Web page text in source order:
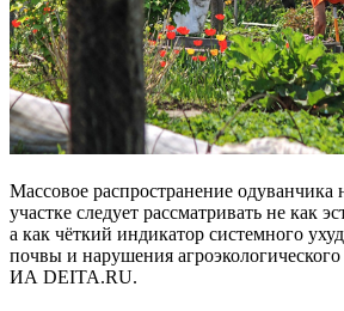
Массовое распространение одуванчика
участке следует рассматривать не как
а как чёткий индикатор системного
почвы и нарушения
ИА DEITA.RU.